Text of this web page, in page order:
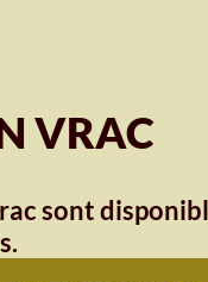
VRAC
sont